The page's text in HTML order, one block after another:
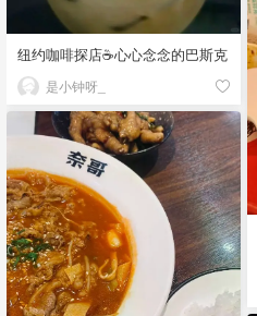
纽约咖啡探店☕️心心念念的巴斯克
是小钟呀_